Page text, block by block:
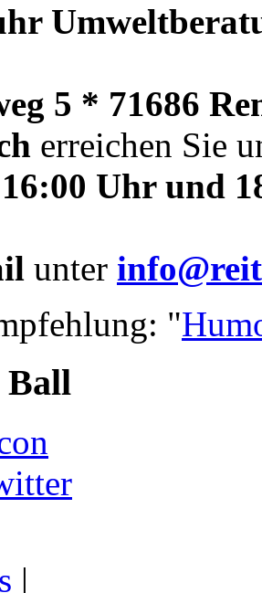
5 * 71686
erreichen Sie
16:00 Uhr und
unter
"
Ball
|